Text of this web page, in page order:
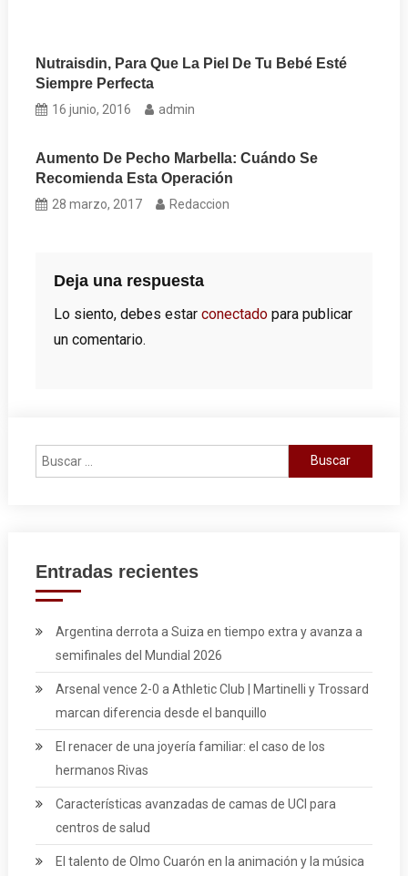
Nutraisdin, Para Que La Piel De Tu Bebé Esté
Siempre Perfecta
16 junio, 2016 admin
Aumento De Pecho Marbella: Cuándo Se
Recomienda Esta Operación
28 marzo, 2017 Redaccion
Deja una respuesta
Lo siento, debes estar conectadopara publicar
un comentario.
Buscar:
Entradas recientes
Argentina derrota a Suiza en tiempo extra y avanza a
semifinales del Mundial 2026
Arsenal vence 2-0 a Athletic Club | Martinelli y Trossard
marcan diferencia desde el banquillo
El renacer de una joyería familiar: el caso de los
hermanos Rivas
Características avanzadas de camas de UCI para
centros de salud
El talento de Olmo Cuarón en la animación y la música